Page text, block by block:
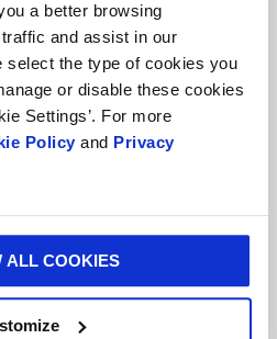
a better browsing
and assist in our
select the type of cookies you
or disable these cookies
Settings’. For more
Policy and Privacy
ALL COOKIES